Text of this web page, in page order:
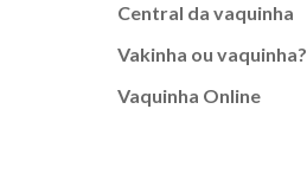
Central da vaquinha
Vakinha ou vaquinha?
Vaquinha Online